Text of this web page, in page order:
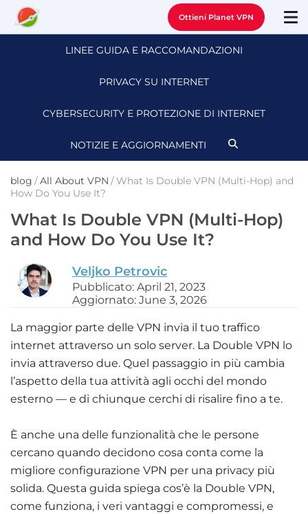
Ottieni Planet VPN
LINEE GUIDA E RACCOMANDAZIONI
PRIVACY SU INTERNET
CYBERSECURITY E PROTEZIONE DI INTERNET
NOTIZIE E AGGIORNAMENTI
blog /All About VPN /What Is Double VPN (Multi-Hop) and
How Do You Use It?
What Is Double VPN (Multi-Hop)
and How Do You Use It?
Veljko Petrovic
Pubblicato: April 21, 2023
Aggiornato: June 3, 2026
La maggior parte delle VPN invia il tuo traffico
internet attraverso un solo server. La Double VPN lo
invia attraverso due. Quel passaggio in più cambia
l’aspetto della tua attività agli occhi del mondo
esterno — e di chiunque cerchi di risalire fino a te.
È anche una delle funzionalità che le persone
cercano quando decidono cosa conta come la
migliore configurazione VPN per una privacy più
solida. Questa guida spiega cos’è la Double VPN,
come funziona, i veri vantaggi e compromessi, e